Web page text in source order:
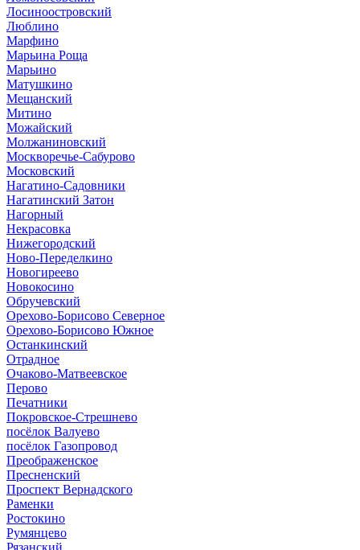
Лосиноостровский
Люблино
Марфино
Марьина Роща
Марьино
Матушкино
Мещанский
Митино
Можайский
Молжаниновский
Москворечье-Сабурово
Московский
Нагатино-Садовники
Нагатинский Затон
Нагорный
Некрасовка
Нижегородский
Ново-Переделкино
Новогиреево
Новокосино
Обручевский
Орехово-Борисово Северное
Орехово-Борисово Южное
Останкинский
Отрадное
Очаково-Матвеевское
Перово
Печатники
Покровское-Стрешнево
посёлок Валуево
посёлок Газопровод
Преображенское
Пресненский
Проспект Вернадского
Раменки
Ростокино
Румянцево
Рязанский